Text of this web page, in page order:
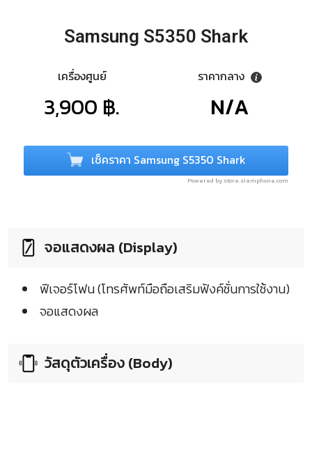
Samsung S5350 Shark
เครื่องศูนย์
3,900 ฿.
ราคากลาง
N/A
เช็คราคา Samsung S5350 Shark
Powered by store.siamphone.com
จอแสดงผล (Display)
ฟีเจอร์โฟน (โทรศัพท์มือถือเสริมฟังค์ชั่นการใช้งาน)
จอแสดงผล
วัสดุตัวเครื่อง (Body)